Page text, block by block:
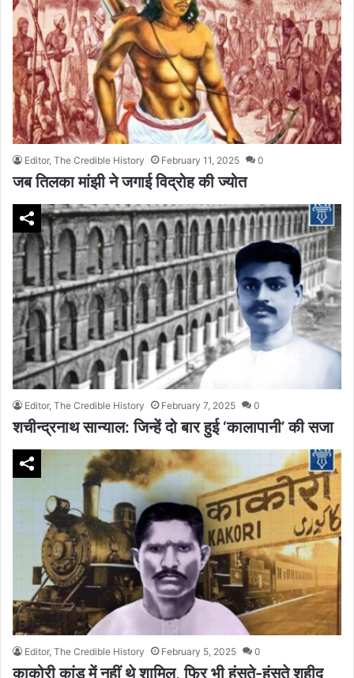
Editor, The Credible History February 11, 2025 0
जब तिलका मांझी ने जगाई विद्रोह की ज्योत
Editor, The Credible History February 7, 2025 0
शचीन्द्रनाथ सान्याल: जिन्हें दो बार हुई ‘कालापानी’ की सजा
Editor, The Credible History February 5, 2025 0
काकोरी कांड में नहीं थे शामिल, फिर भी हंसते-हंसते शहीद